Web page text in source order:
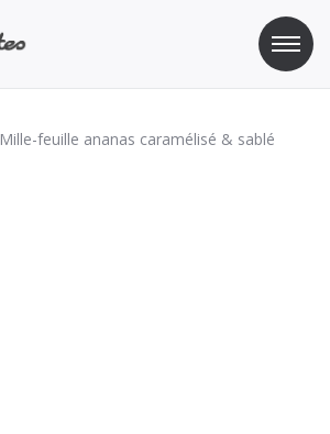
Mille-feuille ananas caramélisé & sablé